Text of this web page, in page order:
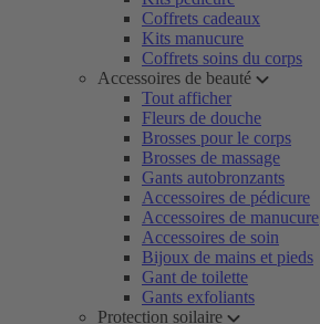
Coffrets cadeaux
Kits manucure
Coffrets soins du corps
Accessoires de beauté
Tout afficher
Fleurs de douche
Brosses pour le corps
Brosses de massage
Gants autobronzants
Accessoires de pédicure
Accessoires de manucure
Accessoires de soin
Bijoux de mains et pieds
Gant de toilette
Gants exfoliants
Protection soilaire